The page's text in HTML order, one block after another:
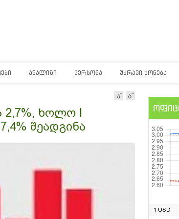
ᲐᲜᲐᲚᲘᲖᲘ ᲞᲔᲠᲡᲝᲜᲐ ᲣᲫᲠᲐᲕᲘ ᲥᲝᲜᲔᲑᲐ
ხოლო I
შეადგინა
1 USD